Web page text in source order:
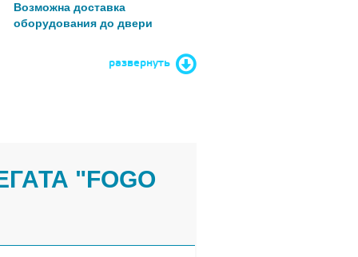
Возможна доставка
оборудования до двери
развернуть
"FOGO